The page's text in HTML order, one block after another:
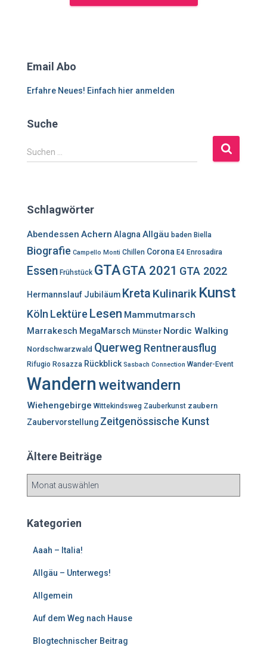
Email Abo
Erfahre Neues! Einfach hier anmelden
Suche
S
u
n
a
c
h
Suchen …
Schlagwörter
Abendessen Achern Alagna Allgäu baden Biella
Biografie Campello Monti Chillen Corona E4 Enrosadira
Essen Frühstück GTAGTA 2021 GTA 2022
Hermannslauf Jubiläum Kreta Kulinarik Kunst
Köln LektüreLesen Mammutmarsch
Marrakesch MegaMarsch Münster Nordic Walking
Nordschwarzwald Querweg Rentnerausflug
Rifugio Rosazza Rückblick Sasbach Connection Wander-Event
Wandern weitwandern
Wiehengebirge Wittekindsweg Zauberkunst zaubern
Zaubervorstellung Zeitgenössische Kunst
Ältere Beiträge
e
Kategorien
Aaah – Italia!
Allgäu – Unterwegs!
Allgemein
Auf dem Weg nach Hause
Blogtechnischer Beitrag